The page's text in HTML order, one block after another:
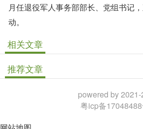
月任退役军人事务部部长、党组书记
动。
相关文章
推荐文章
powered by
粤icp备17048488